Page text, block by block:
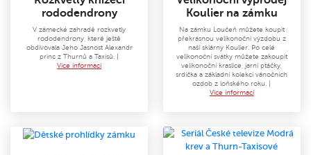
rododendrony
V zámecké zahradě rozkvetly
rododendrony, které ještě
obdivovala Jeho Jasnost Alexandr
princ z Thurnů a Taxisů. |
Více informací
Koulier na zámku
Na zámku Loučeň můžete koupit
překrásnou velikonoční výzdobu z
naší sklárny Koulier. Po celé
velikonoční svátky můžete zakoupit
velikonoční kraslice, jarní ptáčky,
srdíčka a základní kolekci vánočních
ozdob z loňského roku. |
Více informací